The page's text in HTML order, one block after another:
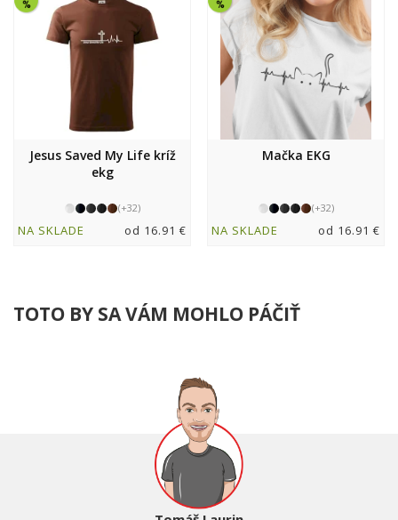
Jesus Saved My Life kríž
ekg
(+32)
NA SKLADE od 16.91 €
Mačka EKG
(+32)
NA SKLADE od 16.91 €
TOTO BY SA VÁM MOHLO PÁČIŤ